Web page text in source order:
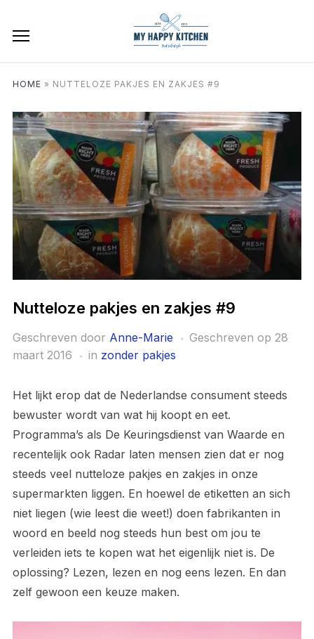
HOME » NUTTELOZE PAKJES EN ZAKJES #9
Nutteloze pakjes en zakjes #9
Geschreven door Anne-Marie Geschreven op 28
maart 2016
in zonder pakjes
Het lijkt erop dat de Nederlandse consument steeds
bewuster wordt van wat hij koopt en eet.
Programma’s als De Keuringsdienst van Waarde en
recentelijk ook Radar laten mensen zien dat er nog
steeds veel nutteloze pakjes en zakjes in onze
supermarkten liggen. En hoewel de etiketten an sich
niet liegen (wie leest die weet!) doen fabrikanten in
woord en beeld nog steeds hun best om jou te
verleiden iets te kopen wat het eigenlijk niet is. De
oplossing? Lezen, lezen en nog eens lezen. En dan
zelf gewoon een keuze maken.